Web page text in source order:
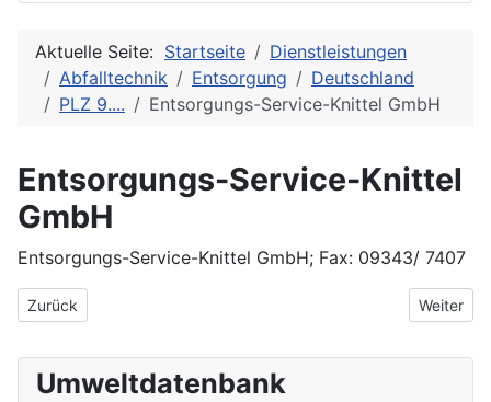
Aktuelle Seite: Startseite
Dienstleistungen
Abfalltechnik
Entsorgung
Deutschland
PLZ 9....
Entsorgungs-Service-Knittel GmbH
Entsorgungs-Service-Knittel
GmbH
Entsorgungs-Service-Knittel GmbH; Fax: 09343/ 7407
Vorheriger Beitrag: Endress + Hauser Meßtechnik GmbH + Co.
Zurück Nächster
Weiter
Umweltdatenbank